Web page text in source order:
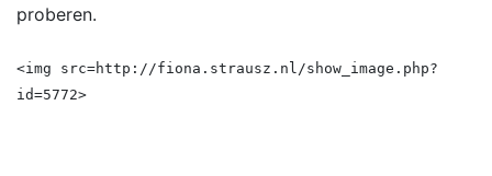
proberen.
<img src=http://fiona.strausz.nl/show_image.php?
id=5772>